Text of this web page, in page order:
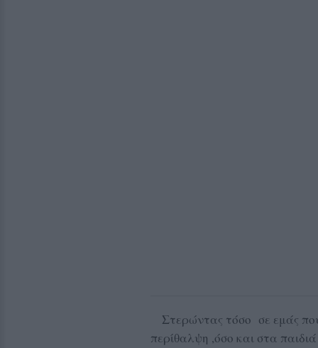
Στερώντας τόσο σε εμάς
περίθαλψη ,όσο και στα